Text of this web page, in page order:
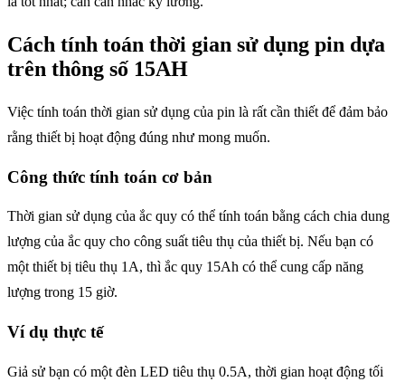
Cách tính toán thời gian sử dụng pin dựa
trên thông số 15AH
Việc tính toán thời gian sử dụng của pin là rất cần thiết để đảm bảo
rằng thiết bị hoạt động đúng như mong muốn.
Công thức tính toán cơ bản
Thời gian sử dụng của ắc quy có thể tính toán bằng cách chia dung
lượng của ắc quy cho công suất tiêu thụ của thiết bị. Nếu bạn có
một thiết bị tiêu thụ 1A, thì ắc quy 15Ah có thể cung cấp năng
lượng trong 15 giờ.
Ví dụ thực tế
Giả sử bạn có một đèn LED tiêu thụ 0.5A, thời gian hoạt động tối